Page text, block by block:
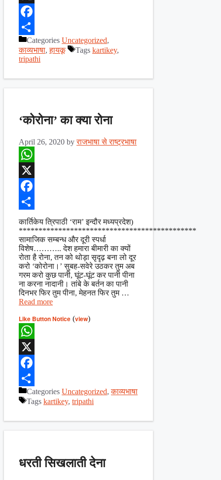
X
Facebook
ShareCategories Uncategorized,
काव्यभाषा,हायकू Tags kartikey,
tripathi
‘कोरोना’ का क्या रोना
April 26, 2020 byराजभाषा से राष्ट्रभाषा
WhatsApp
X
Facebook
Share
कार्तिकेय त्रिपाठी ‘राम’ इन्दौर मध्यप्रदेश)
*********************************************
सामाजिक सम्बन्ध और दूरी स्पर्धा
विशेष……….. देश हमारा बीमारी का क्यों
रोता है रोना, तन को थोड़ा सृदृढ़ बना लो दूर
करो ‘कोरोना।’ सुबह-सवेरे उठकर तुम अब
गरम करो कुछ पानी, घूंट-घूंट कर पानी पीना
ना करना नादानी। तांबे के बर्तन का पानी
दिनभर फिर तुम पीना, मेहनत फिर तुम …
Read more
Like Button Notice (view)
WhatsApp
X
Facebook
ShareCategories Uncategorized,काव्यभाषा
Tags kartikey, tripathi
धरती सिखलाती देना